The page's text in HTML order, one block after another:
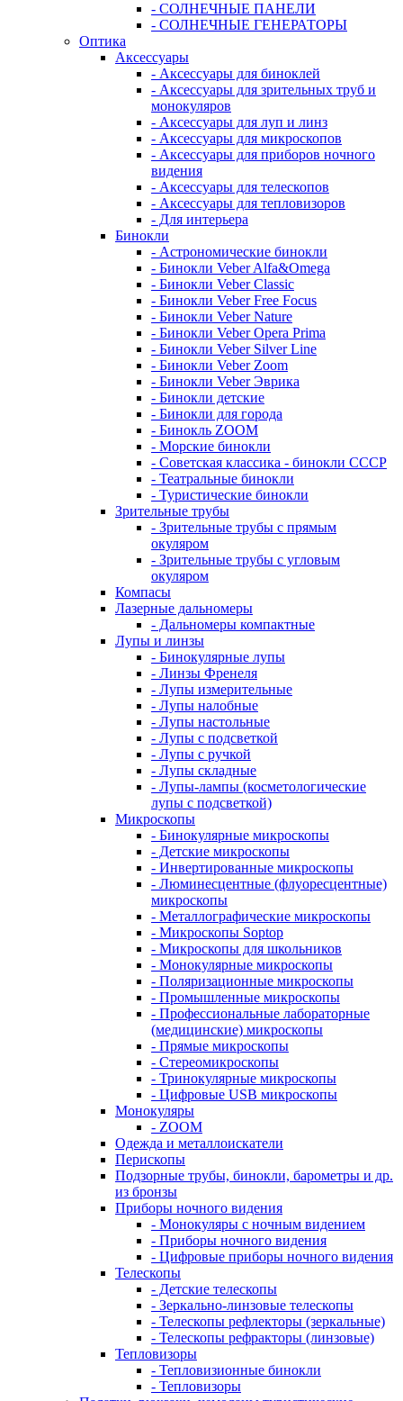
- СОЛНЕЧНЫЕ ПАНЕЛИ
- СОЛНЕЧНЫЕ ГЕНЕРАТОРЫ
Оптика
Аксессуары
- Аксессуары для биноклей
- Аксессуары для зрительных труб и
монокуляров
- Аксессуары для луп и линз
- Аксессуары для микроскопов
- Аксессуары для приборов ночного
видения
- Аксессуары для телескопов
- Аксессуары для тепловизоров
- Для интерьера
Бинокли
- Астрономические бинокли
- Бинокли Veber Alfa&Omega
- Бинокли Veber Classic
- Бинокли Veber Free Focus
- Бинокли Veber Nature
- Бинокли Veber Opera Prima
- Бинокли Veber Silver Line
- Бинокли Veber Zoom
- Бинокли Veber Эврика
- Бинокли детские
- Бинокли для города
- Бинокль ZOOM
- Морские бинокли
- Советская классика - бинокли СССР
- Театральные бинокли
- Туристические бинокли
Зрительные трубы
- Зрительные трубы с прямым
окуляром
- Зрительные трубы с угловым
окуляром
Компасы
Лазерные дальномеры
- Дальномеры компактные
Лупы и линзы
- Бинокулярные лупы
- Линзы Френеля
- Лупы измерительные
- Лупы налобные
- Лупы настольные
- Лупы с подсветкой
- Лупы с ручкой
- Лупы складные
- Лупы-лампы (косметологические
лупы с подсветкой)
Микроскопы
- Бинокулярные микроскопы
- Детские микроскопы
- Инвертированные микроскопы
- Люминесцентные (флуоресцентные)
микроскопы
- Металлографические микроскопы
- Микроскопы Soptop
- Микроскопы для школьников
- Монокулярные микроскопы
- Поляризационные микроскопы
- Промышленные микроскопы
- Профессиональные лабораторные
(медицинские) микроскопы
- Прямые микроскопы
- Стереомикроскопы
- Тринокулярные микроскопы
- Цифровые USB микроскопы
Монокуляры
- ZOOM
Одежда и металлоискатели
Перископы
Подзорные трубы, бинокли, барометры и др.
из бронзы
Приборы ночного видения
- Монокуляры с ночным видением
- Приборы ночного видения
- Цифровые приборы ночного видения
Телескопы
- Детские телескопы
- Зеркально-линзовые телескопы
- Телескопы рефлекторы (зеркальные)
- Телескопы рефракторы (линзовые)
Тепловизоры
- Тепловизионные бинокли
- Тепловизоры